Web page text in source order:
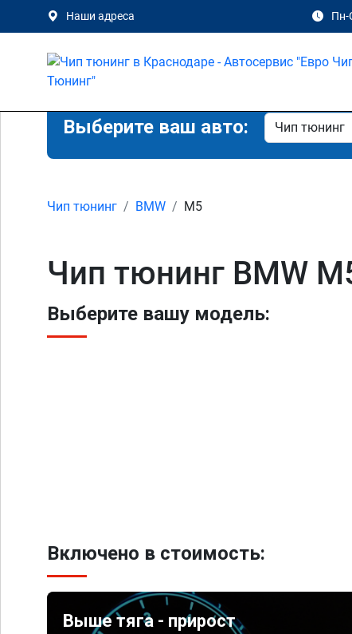
Наши адреса Пн-
Выберите ваш авто:
Чип тюнинг BMW M5
Чип тюнинг BMW
Выберите вашу модель:
Включено в стоимость:
Выше тяга - прирост